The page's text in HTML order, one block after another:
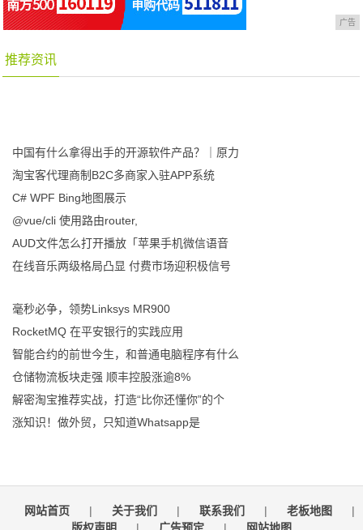
广告
推荐资讯
中国有什么拿得出手的开源软件产品？｜原力
淘宝客代理商制B2C多商家入驻APP系统
C# WPF Bing地图展示
@vue/cli 使用路由router,
AUD文件怎么打开播放「苹果手机微信语音
在线音乐两级格局凸显 付费市场迎积极信号
毫秒必争，领势Linksys MR900
RocketMQ 在平安银行的实践应用
智能合约的前世今生，和普通电脑程序有什么
仓储物流板块走强 顺丰控股涨逾8%
解密淘宝推荐实战，打造“比你还懂你”的个
涨知识！做外贸，只知道Whatsapp是
网站首页 | 关于我们 | 联系我们 | 老板地图
|